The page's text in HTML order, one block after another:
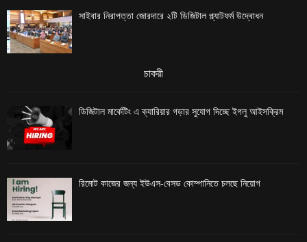
সাইবার নিরাপত্তা জোরদারে ২টি ডিজিটাল প্ল্যাটফর্ম উদ্বোধন
চাকরী
ডিজিটাল মার্কেটিং এ ক্যারিয়ার গড়ার সুযোগ দিচ্ছে ইগলু আইসক্রিম
রিমোট কাজের জন্য ইউএস-বেসড কোম্পানিতে চলছে নিয়োগ